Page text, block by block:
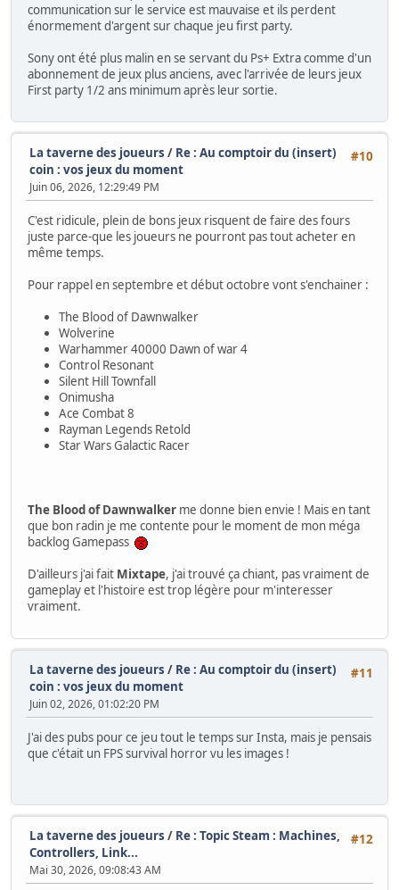
communication sur le service est mauvaise et ils perdent
énormement d'argent sur chaque jeu first party.
Sony ont été plus malin en se servant du Ps+ Extra comme d'un
abonnement de jeux plus anciens, avec l'arrivée de leurs jeux
First party 1/2 ans minimum après leur sortie.
#10
La taverne des joueurs / Re : Au comptoir du (insert)
coin : vos jeux du moment
Juin 06, 2026, 12:29:49 PM
C'est ridicule, plein de bons jeux risquent de faire des fours
juste parce-que les joueurs ne pourront pas tout acheter en
même temps.
Pour rappel en septembre et début octobre vont s'enchainer :
The Blood of Dawnwalker
Wolverine
Warhammer 40000 Dawn of war 4
Control Resonant
Silent Hill Townfall
Onimusha
Ace Combat 8
Rayman Legends Retold
Star Wars Galactic Racer
The Blood of Dawnwalker me donne bien envie ! Mais en tant
que bon radin je me contente pour le moment de mon méga
backlog Gamepass
D'ailleurs j'ai fait Mixtape, j'ai trouvé ça chiant, pas vraiment de
gameplay et l'histoire est trop légère pour m'interesser
vraiment.
#11
La taverne des joueurs / Re : Au comptoir du (insert)
coin : vos jeux du moment
Juin 02, 2026, 01:02:20 PM
J'ai des pubs pour ce jeu tout le temps sur Insta, mais je pensais
que c'était un FPS survival horror vu les images !
#12
La taverne des joueurs / Re : Topic Steam : Machines,
Controllers, Link...
Mai 30, 2026, 09:08:43 AM